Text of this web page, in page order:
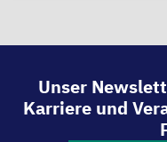
Unser
Karriere und